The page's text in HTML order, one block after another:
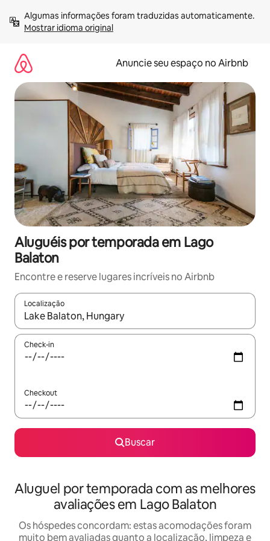
para
Mostrar idioma original
Anuncie seu espaço no Airbnb
Aluguéis por temporada em Lago
Balaton
Encontre e reserve lugares incríveis no Airbnb
Localização
Quando os resultados estiverem disponíveis, explore-os
Check-in
Checkout
Buscar
Aluguel por temporada com as melhores
avaliações em Lago Balaton
Os hóspedes concordam: estas acomodações foram
muito bem avaliadas quanto a localização, limpeza e